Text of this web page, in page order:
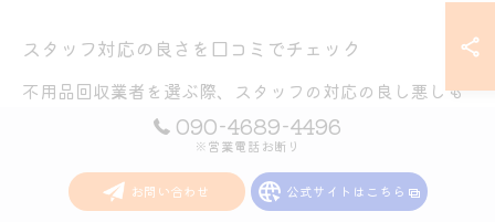
スタッフ対応の良さを口コミでチェック
不用品回収業者を選ぶ際、スタッフの対応の良し悪しも
非常に重視されています。口コミでは「挨拶が気持ち良
い」「作業がテキパキしていた」「説明が丁寧だった」
など、スタッフの人柄や対応力について多くの意見が寄
090-4689-4496
※営業電話お断り
お問い合わせ 公式サイトはこちら